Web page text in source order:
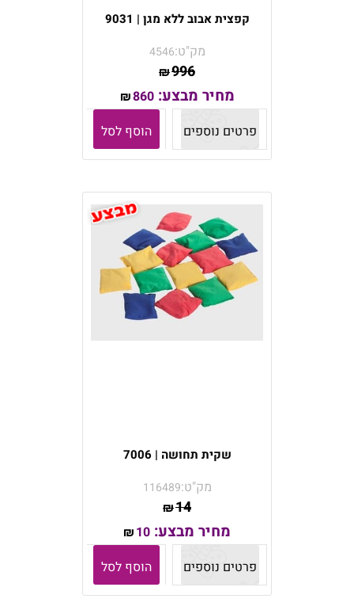
קפצית אבוב ללא מגן | 9031
מק"ט:4546
₪996
מחיר מבצע: ₪860
פרטים נוספים
הוסף לסל
שקית תחושה | 7006
מק"ט:116489
₪14
מחיר מבצע: ₪10
פרטים נוספים
הוסף לסל